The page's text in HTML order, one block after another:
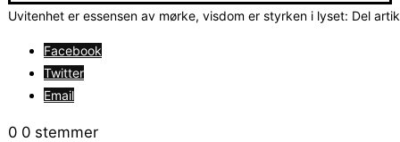
Uvitenhet er essensen av mørke, visdom er styrken i lyset: Del
Facebook
Twitter
Email
0 0 stemmer